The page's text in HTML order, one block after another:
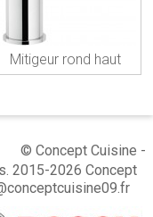
Mitigeur rond haut
© Concept Cuisine -
2015-2026 Concept